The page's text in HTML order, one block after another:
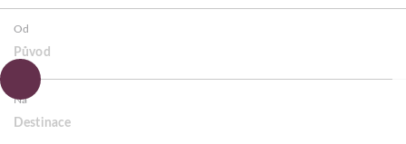
Od
Původ
Na
Destinace